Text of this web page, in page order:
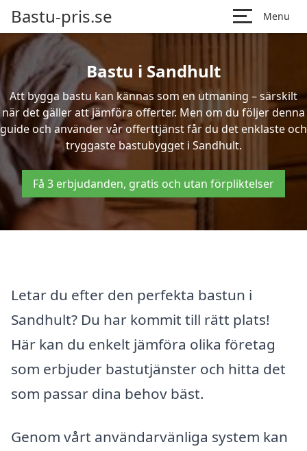
Bastu-pris.se Menu
Bastu i Sandhult
Att bygga bastu kan kännas som en utmaning – särskilt
när det gäller att jämföra offerter. Men om du följer denna
guide och använder vår offerttjänst får du det enklaste och
tryggaste bastubygget i Sandhult.
Få 3 erbjudanden, gratis och utan förpliktelser
Letar du efter den perfekta bastun i
Sandhult? Du har kommit till rätt plats!
Här kan du enkelt jämföra olika företag
som erbjuder bastutjänster och hitta det
som passar dina behov bäst.
Genom vårt användarvänliga system kan